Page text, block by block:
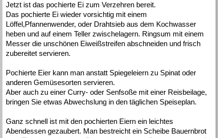
Jetzt ist das pochierte Ei zum Verzehren bereit.
Das pochierte Ei wieder vorsichtig mit einem
Löffel,Pfannenwender, oder Drahtsieb aus dem Kochwasser
heben und auf einem Teller zwischelagern. Ringsum mit einem
Messer die unschönen Eiweißstreifen abschneiden und frisch
zubereitet servieren.
Pochierte Eier kann man anstatt Spiegeleiern zu Spinat oder
anderen Gemüsesorten servieren.
Aber auch zu einer Curry- oder Senfsoße mit einer Reisbeilage,
bringen Sie etwas Abwechslung in den täglichen Speiseplan.
Ganz schnell ist mit den pochierten Eiern ein leichtes
Abendessen gezaubert. Man bestreicht ein Scheibe Bauernbrot